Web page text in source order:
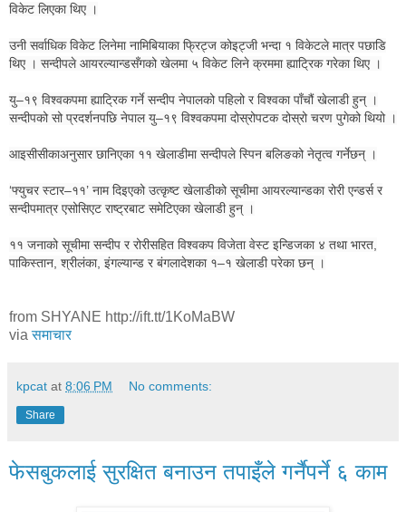
विकेट लिएका थिए ।
उनी सर्वाधिक विकेट लिनेमा नामिबियाका फ्रिट्ज कोइट्जी भन्दा १ विकेटले मात्र पछाडि
थिए । सन्दीपले आयरल्यान्डसँगको खेलमा ५ विकेट लिने क्रममा ह्याट्रिक गरेका थिए ।
यु–१९ विश्वकपमा ह्याट्रिक गर्ने सन्दीप नेपालको पहिलो र विश्वका पाँचौं खेलाडी हुन् ।
सन्दीपको सो प्रदर्शनपछि नेपाल यु–१९ विश्वकपमा दोस्रोपटक दोस्रो चरण पुगेको थियो ।
आइसीसीकाअनुसार छानिएका ११ खेलाडीमा सन्दीपले स्पिन बलिङको नेतृत्व गर्नेछन् ।
‘फ्युचर स्टार–११’ नाम दिइएको उत्कृष्ट खेलाडीको सूचीमा आयरल्यान्डका रोरी एन्डर्स र
सन्दीपमात्र एसोसिएट राष्ट्रबाट समेटिएका खेलाडी हुन् ।
११ जनाको सूचीमा सन्दीप र रोरीसहित विश्वकप विजेता वेस्ट इन्डिजका ४ तथा भारत,
पाकिस्तान, श्रीलंका, इंगल्यान्ड र बंगलादेशका १–१ खेलाडी परेका छन् ।
from SHYANE http://ift.tt/1KoMaBW
viaसमाचार
kpcat at 8:06 PM No comments:
Share
फेसबुकलाई सुरक्षित बनाउन तपाइँले गर्नैपर्ने ६ काम